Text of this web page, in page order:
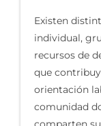
Existen
individual,
recursos de
que
orientación
comunidad